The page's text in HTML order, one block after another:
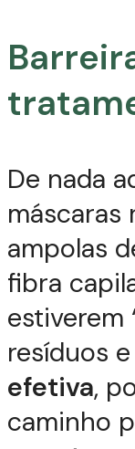
De nada
máscaras
ampolas
fibra
estiverem
resíduos
efetiva,
caminho